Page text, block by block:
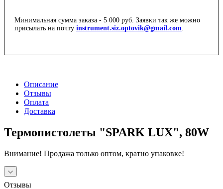
Минимальная сумма заказа - 5 000 руб. Заявки так же можно
присылать на почту instrument.siz.optovik@gmail.com
Описание
Отзывы
Оплата
Доставка
Термопистолеты "SPARK LUX", 80W
Внимание! Продажа только оптом, кратно упаковке!
Отзывы